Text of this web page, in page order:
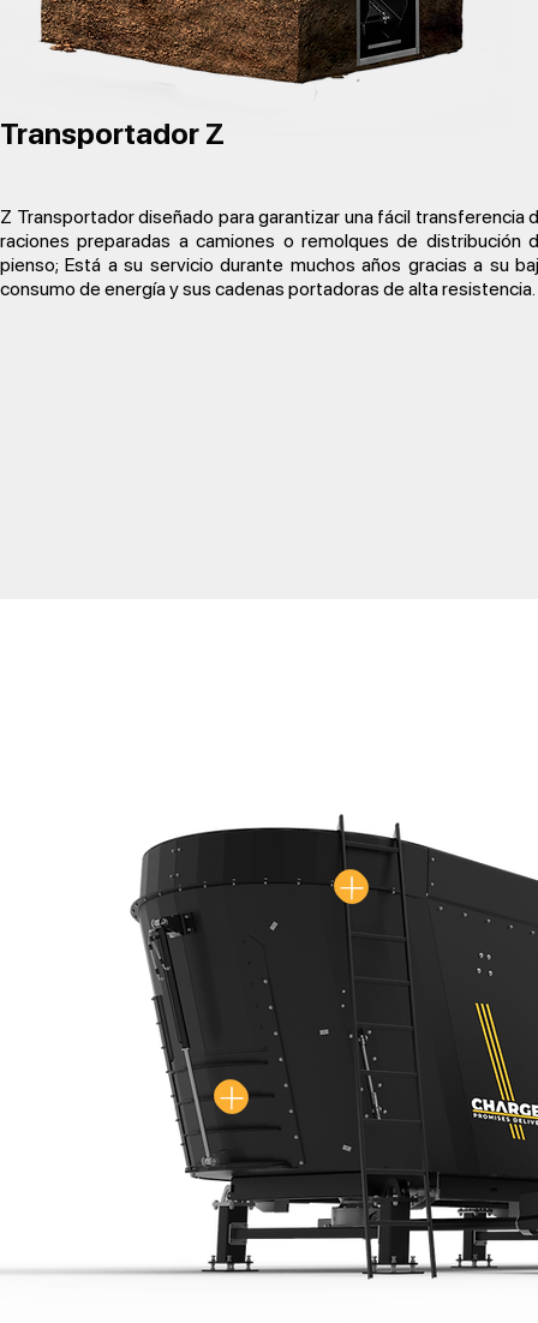
Transportador Z
Z Transportador diseñado para garantizar una fácil transferencia
raciones preparadas a camiones o remolques de distribución
pienso; Está a su servicio durante muchos años gracias a su
consumo de energía y sus cadenas portadoras de alta resistencia.